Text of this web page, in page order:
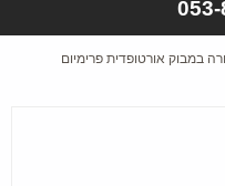
במבוק אורטופדית פרימיום